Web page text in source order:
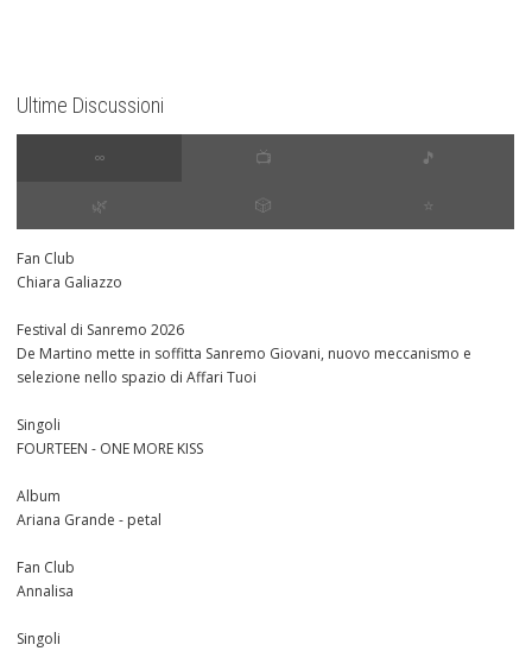
Ultime Discussioni
∞ 📺 🎵
🌿 🎲 ⭐️
Fan Club
Chiara Galiazzo
Festival di Sanremo 2026
De Martino mette in soffitta Sanremo Giovani, nuovo meccanismo e
selezione nello spazio di Affari Tuoi
Singoli
FOURTEEN - ONE MORE KISS
Album
Ariana Grande - petal
Fan Club
Annalisa
Singoli